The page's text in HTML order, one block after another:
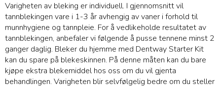
Varigheten av bleking er individuell. I gjennomsnitt vil
tannblekingen vare i 1-3 år avhengig av vaner i forhold til
munnhygiene og tannpleie. For å vedlikeholde resultatet av
tannblekingen, anbefaler vi følgende å pusse tennene minst 2
ganger daglig. Bleker du hjemme med Dentway Starter Kit
kan du spare på blekeskinnen. På denne måten kan du bare
kjøpe ekstra blekemiddel hos oss om du vil gjenta
behandlingen. Varigheten blir selvfølgelig bedre om du steller